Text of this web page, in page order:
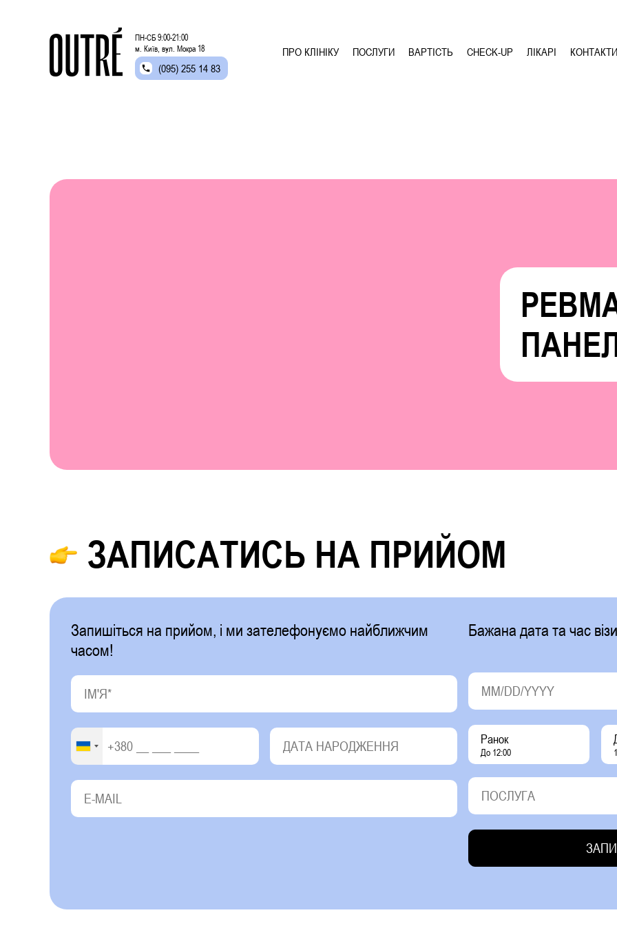
ПН-СБ 9:00-21:00
м. Київ, вул. Мокра 18
(095) 255 14 83
ПРО КЛІНІКУ ПОСЛУГИ ВАРТІСТЬ CHECK-UP ЛІКАРІ КОНТАКТИ
ЗАПИСАТИСЬ НА ПРИЙОМ
Запишіться на прийом, і ми зателефонуємо найближчим
часом!
Бажана дата та час
Ранок
До 12:00